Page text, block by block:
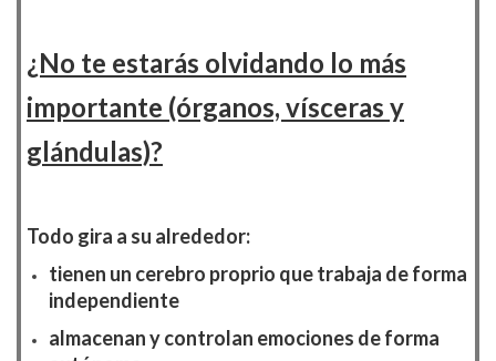
¿No te estarás olvidando lo más
importante (órganos, vísceras y
glándulas)?
Todo gira a su alrededor:
tienen un cerebro proprio que trabaja de forma
independiente
almacenan y controlan emociones de forma